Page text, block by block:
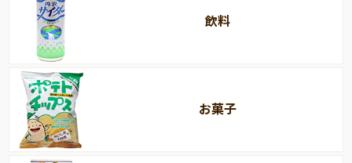
飲料
お菓子